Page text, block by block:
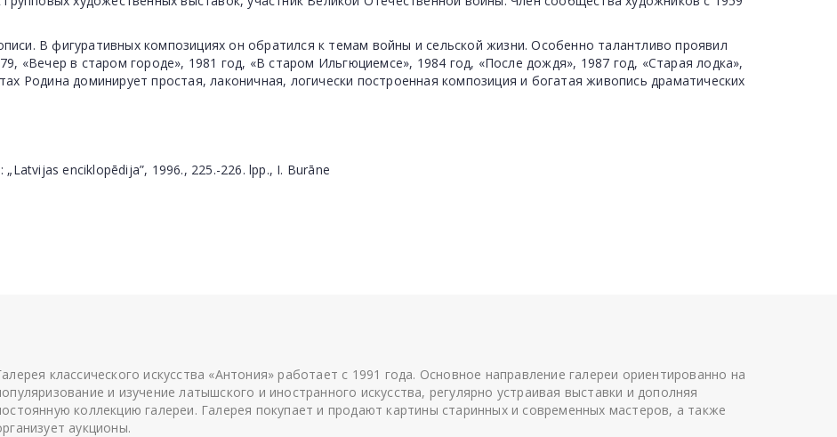
В фигуративных композициях он обратился к темам войны и сельской жизни. Особенно талантливо проявил
«Вечер в старом городе», 1981 год, «В старом Ильгюциемсе», 1984 год, «После дождя», 1987 год, «Старая лодка»,
Родина доминирует простая, лаконичная, логически построенная композиция и богатая живопись драматических
enciklopēdija”, 1996., 225.-226. lpp., I. Burāne
классического искусства «Антония» работает с 1991 года. Основное направление галереи ориентированно на
и изучение латышского и иностранного искусства, регулярно устраивая выставки и дополняя
коллекцию галереи. Галерея покупает и продают картины старинных и современных мастеров, а также
аукционы.